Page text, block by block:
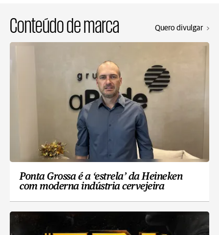
Conteúdo de marca Quero divulgar
Ponta Grossa é a ‘estrela’ da Heineken
com moderna indústria cervejeira